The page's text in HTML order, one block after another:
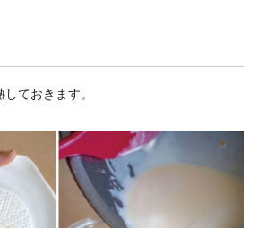
ておきます。